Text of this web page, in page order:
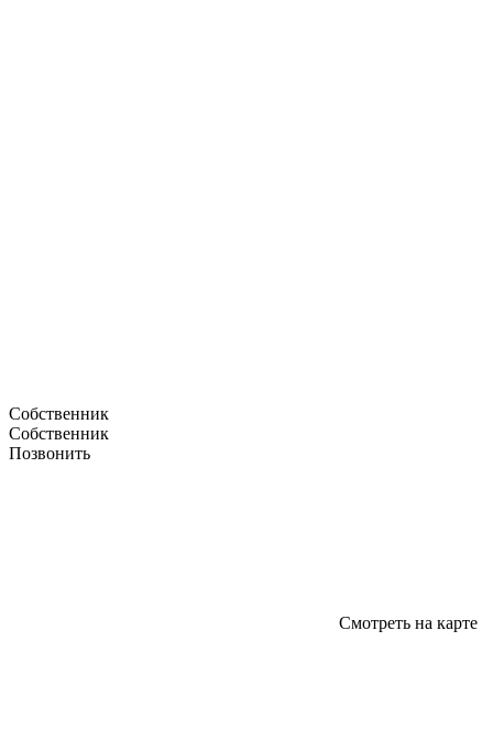
Собственник
Собственник
Позвонить
Смотреть на карте